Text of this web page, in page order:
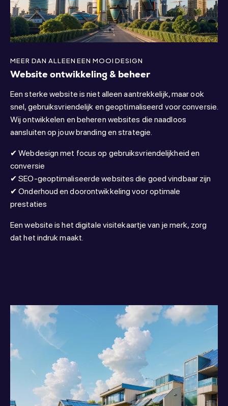
MEER DAN ALLEEN EEN MOOI DESIGN
Website ontwikkeling & beheer
Een sterke website is niet alleen aantrekkelijk, maar ook
snel, gebruiksvriendelijk en geoptimaliseerd voor conversie.
Wij ontwikkelen en beheren websites die naadloos
aansluiten op jouw branding en strategie.
✔ Webdesign met focus op gebruiksvriendelijkheid en
conversie
✔ SEO-geoptimaliseerde websites die goed vindbaar zijn
✔ Onderhoud en doorontwikkeling voor optimale
prestaties
Een website is het digitale visitekaartje van je merk, zorg
dat het indruk maakt.